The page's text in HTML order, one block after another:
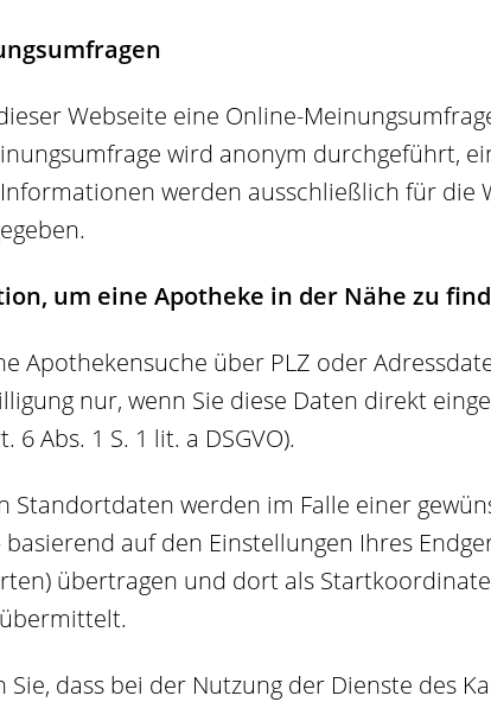
Webseite eine Online-
wird anonym durchgeführt,
werden ausschließlich für
um eine Apotheke in der Nähe zu
Apothekensuche über PLZ oder
nur, wenn Sie diese Daten direkt
6 Abs. 1 S. 1 lit. a DSGVO).
Standortdaten werden im Falle einer
auf den Einstellungen Ihres
übertragen und dort als
Sie, dass bei der Nutzung der Dienste des